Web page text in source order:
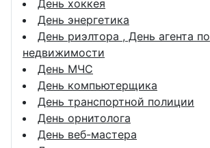
День хоккея
День энергетика
День риэлтора , День агента по
недвижимости
День МЧС
День компьютерщика
День транспортной полиции
День орнитолога
День веб-мастера